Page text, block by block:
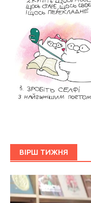
ВІРШ ТИЖНЯ